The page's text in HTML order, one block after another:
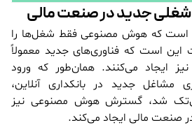
جدید در صنعت مالی
است که هوش مصنوعی فقط شغل‌ها را
این است که فناوری‌های جدید معمولاً
ایجاد می‌کنند. همان‌طور که ورود
مشاغل جدید در بانکداری آنلاین،
شد، گسترش هوش مصنوعی نیز
صنعت مالی ایجاد می‌کند.